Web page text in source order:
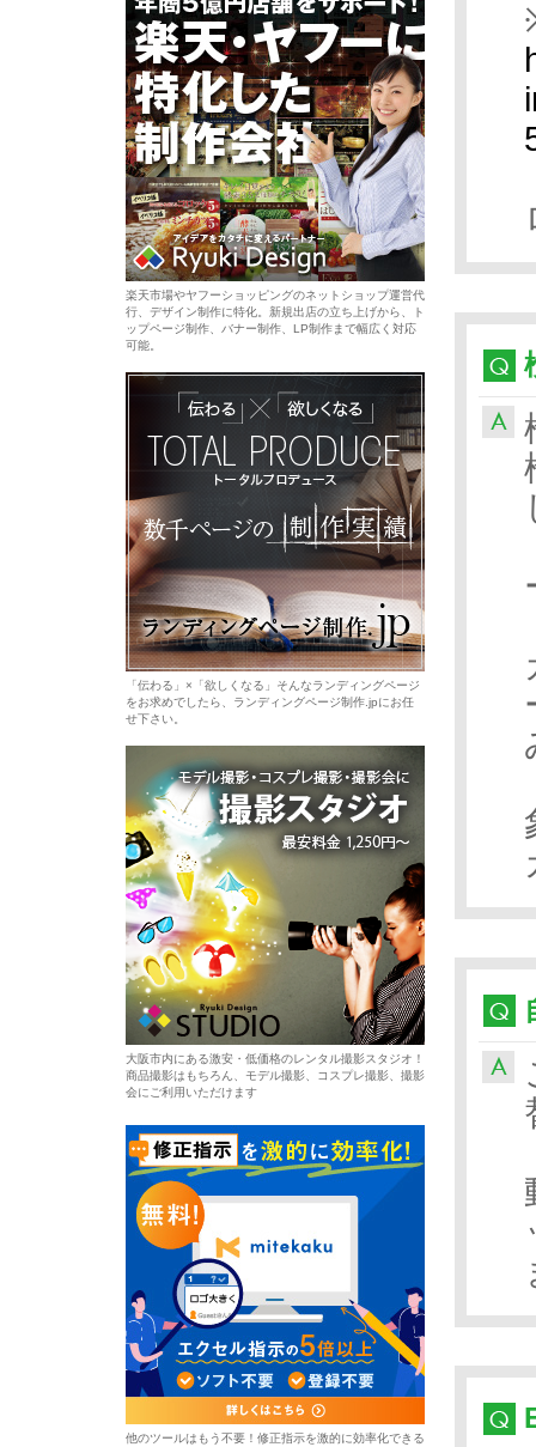
楽天市場やヤフーショッピングのネットショップ運営代
行、デザイン制作に特化。新規出店の立ち上げから、ト
ップページ制作、バナー制作、LP制作まで幅広く対応
可能。
「伝わる」×「欲しくなる」そんなランディングページ
をお求めでしたら、ランディングページ制作.jpにお任
せ下さい。
大阪市内にある激安・低価格のレンタル撮影スタジオ！
商品撮影はもちろん、モデル撮影、コスプレ撮影、撮影
会にご利用いただけます
他のツールはもう不要！修正指示を激的に効率化できる